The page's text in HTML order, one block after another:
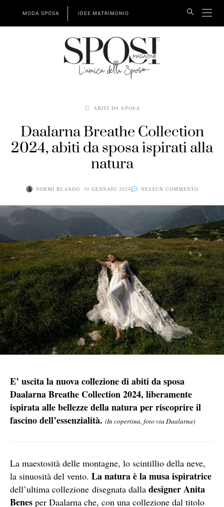
MODA SPOSA IDEE MATRIMONIO
ABITI DA SPOSA
Daalarna Breathe Collection
2024, abiti da sposa ispirati alla
natura
NOEMI BLANDO 30 GENNAIO 2024 NESSUN COMMENTO
E’ uscita la nuova collezione di abiti da sposa
Daalarna Breathe Collection 2024, liberamente
ispirata alle bellezze della natura per riscoprire il
fascino dell’essenzialità. (In copertina, foto via Daalarna)
La maestosità delle montagne, lo scintillio della neve,
la sinuosità del vento. La natura è la musa ispiratrice
dell’ultima collezione disegnata dalla designer Anita
Benes per Daalarna che, con una collezione dal titolo